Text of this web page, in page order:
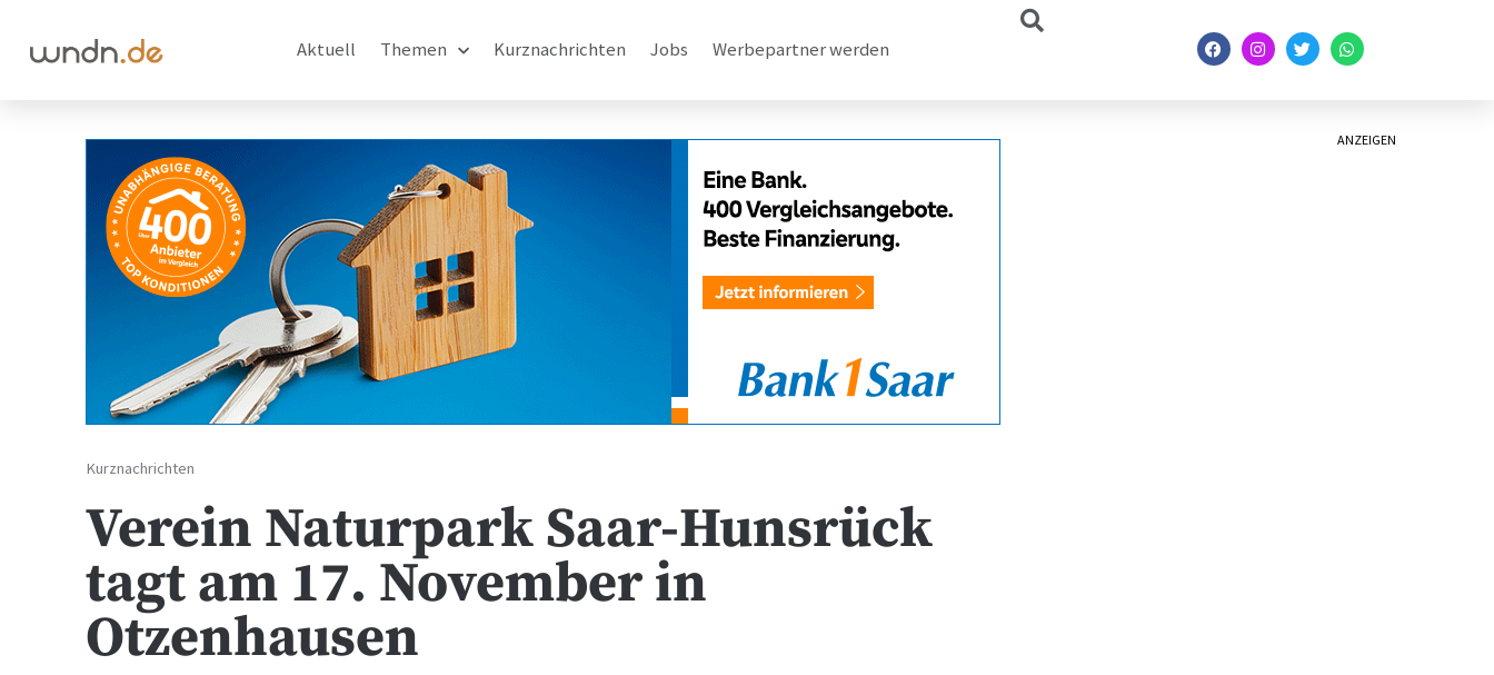
Aktuell Themen Kurznachrichten Jobs Werbepartner werden
Kurznachrichten
Verein Naturpark Saar-Hunsrück
tagt am 17. November in
Otzenhausen
ANZEIGEN